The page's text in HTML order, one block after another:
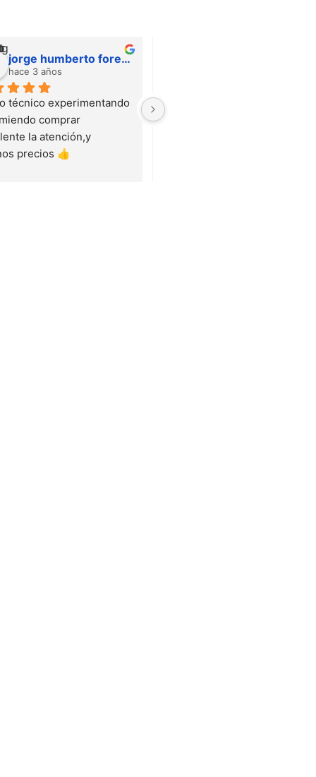
jorge humberto forero
hace 3 años
técnico experimentando
comprar
la atención,y
precios 👍
Me encanta su servicio y muy